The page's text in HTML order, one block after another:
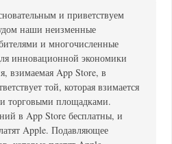
и приветствуем
наши неизменные
и многочисленные
инновационной экономики
взимаемая App Store, в
той, которая взимается
торговыми площадками.
в App Store бесплатны, и
Apple. Подавляющее